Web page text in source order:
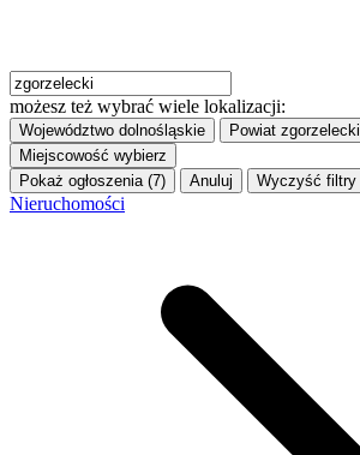
możesz też wybrać wiele lokalizacji:
Województwo dolnośląskie Powiat zgorzelecki
Miejscowość wybierz
Pokaż ogłoszenia (7)
Anuluj Wyczyść filtry
Nieruchomości